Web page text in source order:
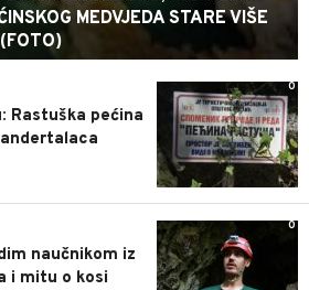
MEDVJEDA STARE VIŠE
0
Rastuška pećina
0
naučnikom iz
i mitu o kosi